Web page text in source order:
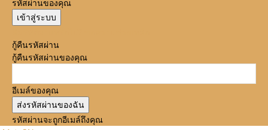
รหัสผ่านของคุณ
กู้คืนรหัสผ่าน
กู้คืนรหัสผ่านของคุณ
อีเมล์ของคุณ
รหัสผ่านจะถูกอีเมล์ถึงคุณ